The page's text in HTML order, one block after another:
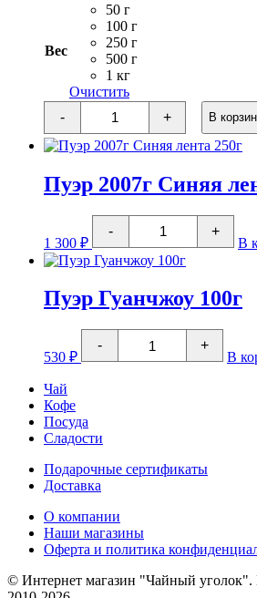
190 ₽
–
3
Вес
50 г
100 г
250 г
500 г
1 кг
Очистить
-
Количество
товара
Вечерний
чай
+ В
Пуэр 2007г Синяя
1 300 ₽
-
Количество
товара
Пуэр
2007г
лента
250г
+
В
Пуэр Гуанчжоу 100г
530 ₽
-
Количество
товара
Пуэр
+
В
Чай
Кофе
Посуда
Сладости
Подарочные сертификаты
Доставка
О компании
Наши магазины
Оферта и политика
© Интернет магазин "Чайный